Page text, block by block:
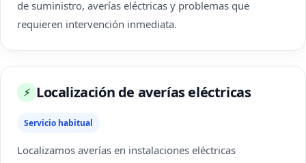
de suministro, averías eléctricas y problemas que
requieren intervención inmediata.
⚡ Localización de averías eléctricas
Servicio habitual
Localizamos averías en instalaciones eléctricas